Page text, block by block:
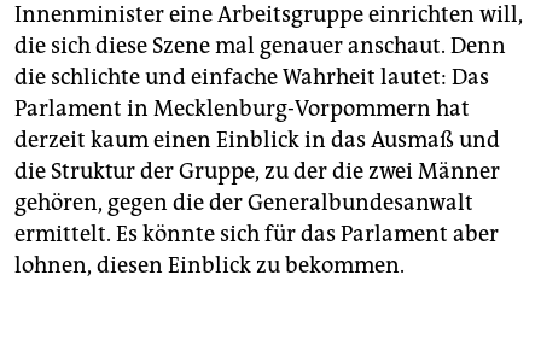
Innenminister eine Arbeitsgruppe einrichten will,
die sich diese Szene mal genauer anschaut. Denn
die schlichte und einfache Wahrheit lautet: Das
Parlament in Mecklenburg-Vorpommern hat
derzeit kaum einen Einblick in das Ausmaß und
die Struktur der Gruppe, zu der die zwei Männer
gehören, gegen die der Generalbundesanwalt
ermittelt. Es könnte sich für das Parlament aber
lohnen, diesen Einblick zu bekommen.